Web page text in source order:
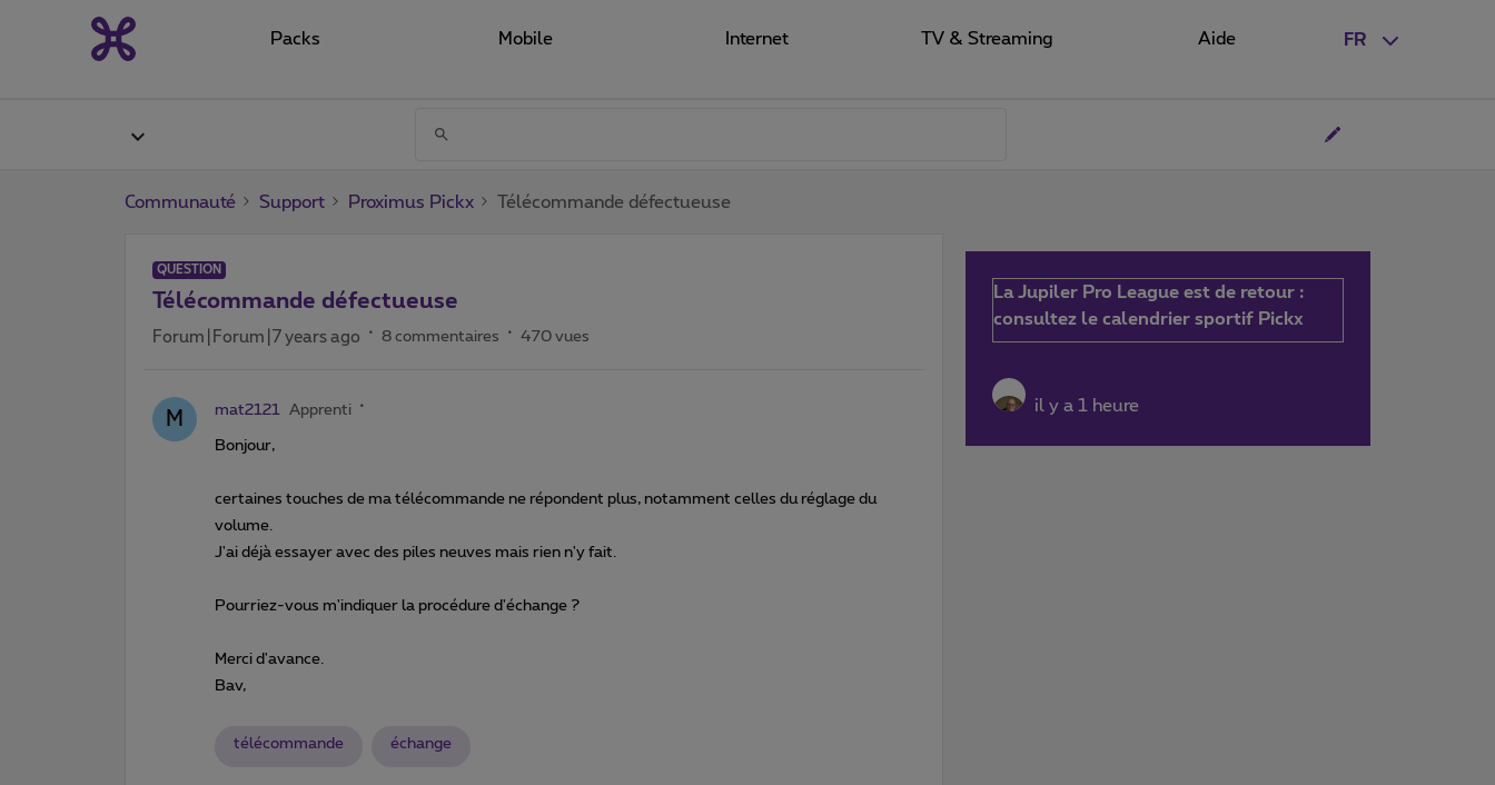
FR
Packs Mobile Internet TV & Streaming Aide
Communauté Support Proximus Pickx Télécommande défectueuse
QUESTION
Télécommande défectueuse
Forum|Forum|7 years ago 8 commentaires 470 vues
M mat2121 Apprenti
Bonjour,
certaines touches de ma télécommande ne répondent plus, notamment celles du réglage du
volume.
J'ai déjà essayer avec des piles neuves mais rien n'y fait.
Pourriez-vous m'indiquer la procédure d'échange ?
Merci d'avance.
Bav,
télécommande échange
La Jupiler Pro League est de retour :
consultez le calendrier sportif Pickx
il y a 1 heure